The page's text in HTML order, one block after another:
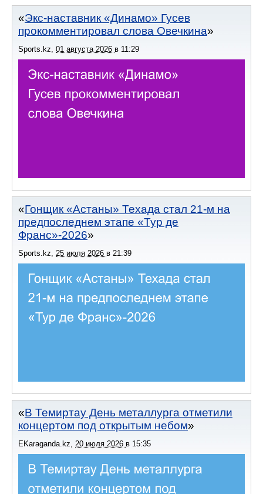
Экс-наставник «Динамо» Гусев
прокомментировал слова Овечкина
Sports.kz 01 августа 2026 в 11:29
Гонщик «Астаны» Техада стал 21-м на
предпоследнем этапе «Тур де
Франс»-2026
Sports.kz 25 июля 2026 в 21:39
В Темиртау День металлурга отметили
концертом под открытым небом
EKaraganda.kz, 20 июля 2026 в 15:35